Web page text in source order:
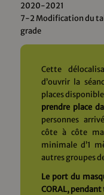
2020-2021
7-2 Modification du
grade
Cette
d’ouvrir la
places
prendre place
personnes
côte à côte
minimale d’1
autres groupes
Le port du
CORAL,